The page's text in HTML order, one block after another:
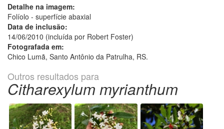
Detalhe na imagem:
Folíolo - superfície abaxial
Data de inclusão:
14/06/2010 (incluída por Robert Foster)
Fotografada em:
Chico Lumã, Santo Antônio da Patrulha, RS.
Outros resultados para
Citharexylum myrianthum